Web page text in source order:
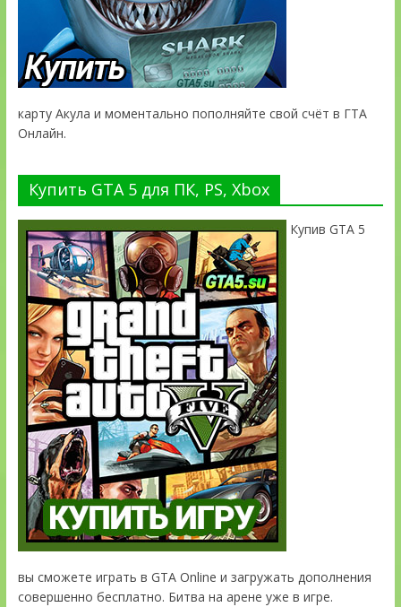
карту Акула и моментально пополняйте свой счёт в ГТА
Онлайн.
Купить GTA 5 для ПК, PS, Xbox
Купив GTA 5
вы сможете играть в GTA Online и загружать дополнения
совершенно бесплатно. Битва на арене уже в игре.